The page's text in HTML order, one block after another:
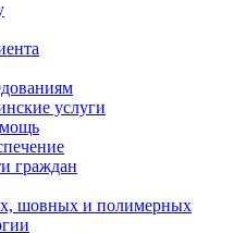
услуги
граждан
шовных и полимерных